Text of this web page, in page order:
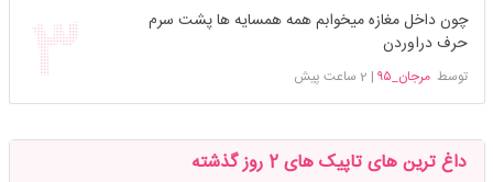
چون داخل مغازه میخوابم همه همسایه ها پشت سرم
حرف دراوردن
توسطمرجان_۹۵ | 2 ساعت پیش
داغ ترین های تاپیک های 2 روز گذشته